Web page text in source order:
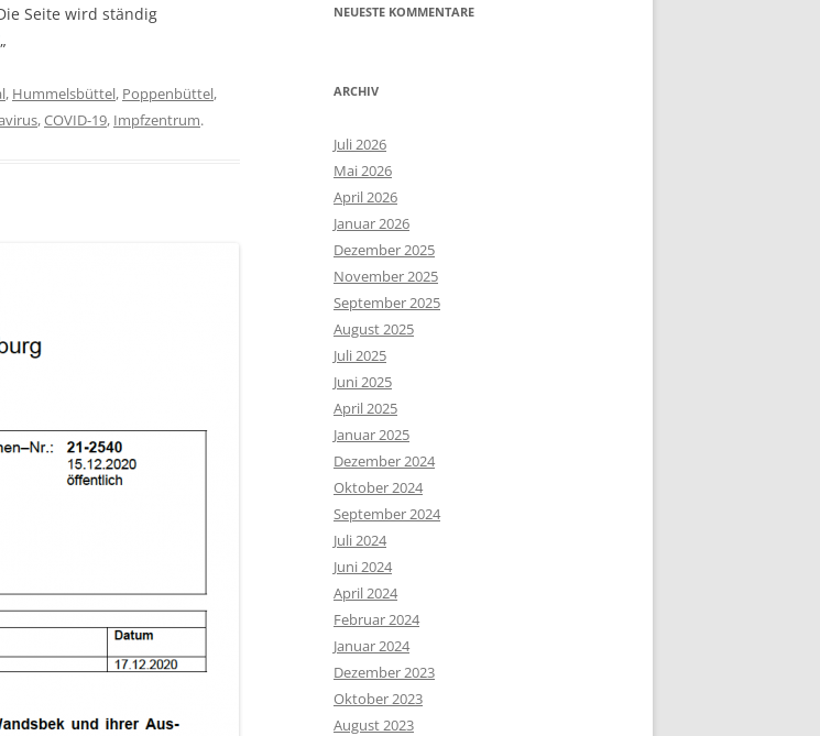
Seite wird ständig
„
, Hummelsbüttel, Poppenbüttel,
,COVID-19, Impfzentrum.
NEUESTE KOMMENTARE
ARCHIV
Juli 2026
Mai 2026
April 2026
Januar 2026
Dezember 2025
November 2025
September 2025
August 2025
Juli 2025
Juni 2025
April 2025
Januar 2025
Dezember 2024
Oktober 2024
September 2024
Juli 2024
Juni 2024
April 2024
Februar 2024
Januar 2024
Dezember 2023
Oktober 2023
August 2023